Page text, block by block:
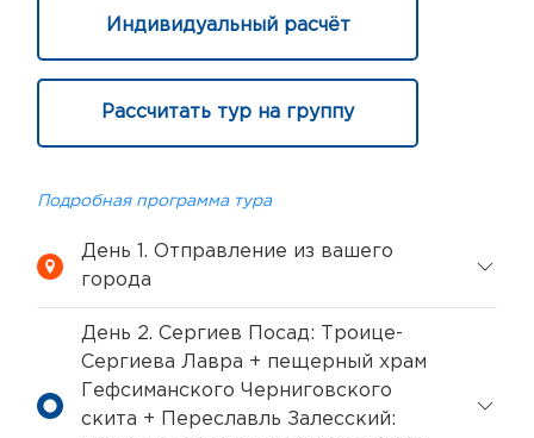
Индивидуальный расчёт
Рассчитать тур на группу
Подробная программа тура
День 1. Отправление из вашего
города
День 2. Сергиев Посад: Троице-
Сергиева Лавра + пещерный храм
Гефсиманского Черниговского
скита + Переславль Залесский: